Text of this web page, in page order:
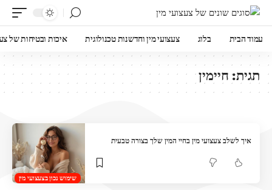
עמוד הבית בלוג צעצועי מין וחדשנות טכנולוגית איכות ובטיחות של
תגית:חיימין
שימוש נכון בצעצועי מין
איך לשלב צעצועי מין בחיי המין שלך בצורה טבעית